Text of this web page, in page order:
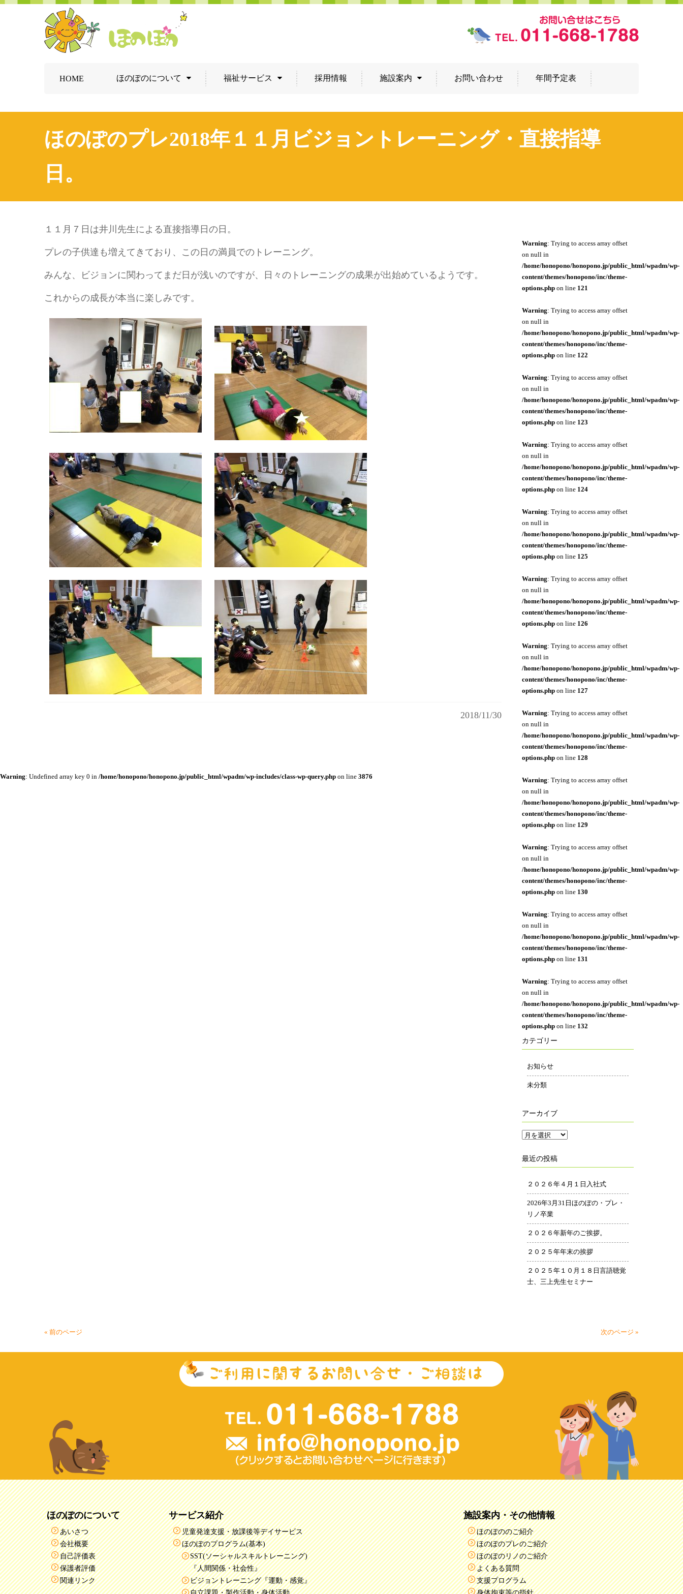
HOME ほのぽのについて 福祉サービス 採用情報 施設案内 お問い合わせ 年間予定表
ほのぽのプレ2018年１１月ビジョントレーニング・直接指導
日。
１１月７日は井川先生による直接指導日の日。
プレの子供達も増えてきており、この日の満員でのトレーニング。
みんな、ビジョンに関わってまだ日が浅いのですが、日々のトレーニングの成果が出始めているようです。
これからの成長が本当に楽しみです。
2018/11/30
Warning: Trying to access array offset
on null in
/home/honopono/honopono.jp/public_html/wpadm/wp-
content/themes/honopono/inc/theme-
options.php on line 121
Warning: Trying to access array offset
on null in
/home/honopono/honopono.jp/public_html/wpadm/wp-
content/themes/honopono/inc/theme-
options.php on line 122
Warning: Trying to access array offset
on null in
/home/honopono/honopono.jp/public_html/wpadm/wp-
content/themes/honopono/inc/theme-
options.php on line 123
Warning: Trying to access array offset
on null in
/home/honopono/honopono.jp/public_html/wpadm/wp-
content/themes/honopono/inc/theme-
options.php on line 124
Warning: Trying to access array offset
on null in
/home/honopono/honopono.jp/public_html/wpadm/wp-
content/themes/honopono/inc/theme-
options.php on line 125
Warning: Trying to access array offset
on null in
/home/honopono/honopono.jp/public_html/wpadm/wp-
content/themes/honopono/inc/theme-
options.php on line 126
Warning: Trying to access array offset
on null in
/home/honopono/honopono.jp/public_html/wpadm/wp-
content/themes/honopono/inc/theme-
options.php on line 127
Warning: Trying to access array offset
on null in
/home/honopono/honopono.jp/public_html/wpadm/wp-
content/themes/honopono/inc/theme-
options.php on line 128
Warning: Trying to access array offset
on null in
/home/honopono/honopono.jp/public_html/wpadm/wp-
content/themes/honopono/inc/theme-
options.php on line 129
Warning: Trying to access array offset
on null in
/home/honopono/honopono.jp/public_html/wpadm/wp-
content/themes/honopono/inc/theme-
options.php on line 130
Warning: Trying to access array offset
on null in
/home/honopono/honopono.jp/public_html/wpadm/wp-
content/themes/honopono/inc/theme-
options.php on line 131
Warning: Trying to access array offset
on null in
/home/honopono/honopono.jp/public_html/wpadm/wp-
content/themes/honopono/inc/theme-
options.php on line 132
カテゴリー
お知らせ
未分類
アーカイブ
ア
カ
最近の投稿
２０２６年４月１日入社式
2026年3月31日ほのぽの・プレ・
リノ卒業
２０２６年新年のご挨拶。
２０２５年年末の挨拶
２０２５年１０月１８日言語聴覚
士、三上先生セミナー
Warning: Undefined array key 0 in /home/honopono/honopono.jp/public_html/wpadm/wp-includes/class-wp-query.php on line 3876
« 前のページ 次のページ »
ほのぽのについて
あいさつ
会社概要
自己評価表
保護者評価
関連リンク
サービス紹介
児童発達支援・放課後等デイサービス
ほのぽのプログラム(基本)
SST(ソーシャルスキルトレーニング)
『人間関係・社会性』
ビジョントレーニング『運動・感覚』
施設案内・その他情報
ほのぽののご紹介
ほのぽのプレのご紹介
ほのぽのリノのご紹介
よくある質問
支援プログラム